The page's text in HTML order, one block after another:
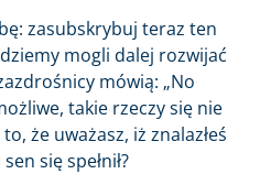
zasubskrybuj teraz ten
mogli dalej rozwijać
mówią: „No
takie rzeczy się nie
że uważasz, iż znalazłeś
się spełnił?